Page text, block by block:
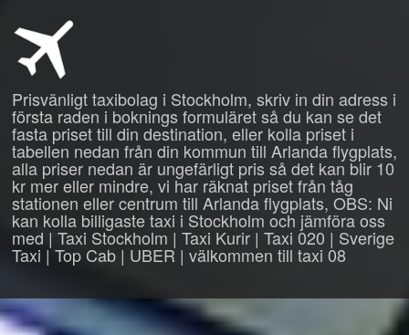
Prisvänligt taxibolag i Stockholm, skriv in din adress i
första raden i boknings formuläret så du kan se det
fasta priset till din destination, eller kolla priset i
tabellen nedan från din kommun till Arlanda flygplats,
alla priser nedan är ungefärligt pris så det kan blir 10
kr mer eller mindre, vi har räknat priset från tåg
stationen eller centrum till Arlanda flygplats, OBS: Ni
kan kolla billigaste taxi i Stockholm och jämföra oss
med | Taxi Stockholm | Taxi Kurir | Taxi 020 | Sverige
Taxi | Top Cab | UBER | välkommen till taxi 08